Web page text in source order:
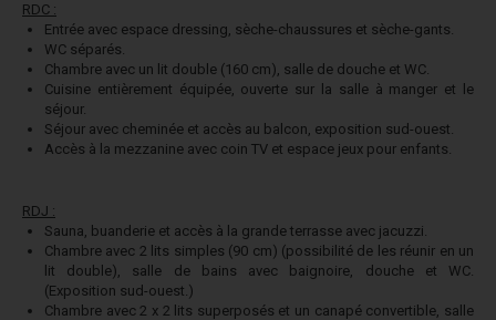
RDC :
Entrée avec espace dressing, sèche-chaussures et sèche-gants.
WC séparés.
Chambre avec un lit double (160 cm), salle de douche et WC.
Cuisine entièrement équipée, ouverte sur la salle à manger et le
séjour.
Séjour avec cheminée et accès au balcon, exposition sud-ouest.
Accès à la mezzanine avec coin TV et espace jeux pour enfants.
RDJ :
Sauna, buanderie et accès à la grande terrasse avec jacuzzi.
Chambre avec 2 lits simples (90 cm) (possibilité de les réunir en un
lit double), salle de bains avec baignoire, douche et WC.
(Exposition sud-ouest.)
Chambre avec 2 x 2 lits superposés et un canapé convertible, salle